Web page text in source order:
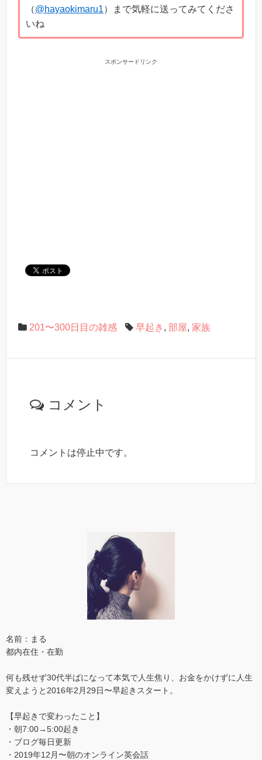
（@hayaokimaru1）まで気軽に送ってみてくださ
いね
スポンサードリンク
201〜300日目の雑感 早起き , 部屋, 家族
コメント
コメントは停止中です。
名前：まる
都内在住・在勤
何も残せず30代半ばになって本気で人生焦り、お金をかけずに人生
変えようと2016年2月29日〜早起きスタート。
【早起きで変わったこと】
・朝7:00→5:00起き
・ブログ毎日更新
・2019年12月〜朝のオンライン英会話